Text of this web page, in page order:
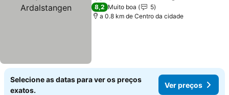
8,2 Muito boa
5
a 0.8 km de Centro da cidade
Selecione as datas para ver os preços
exatos.
Ver preços